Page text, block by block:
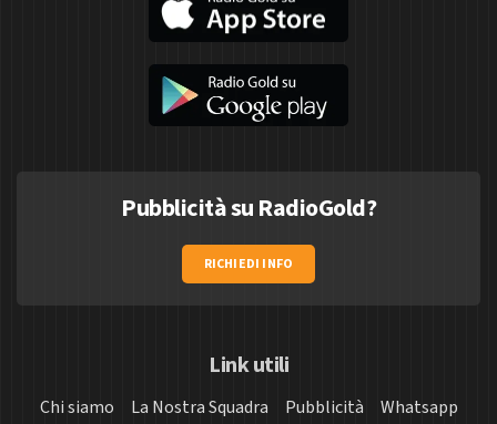
Pubblicità su RadioGold?
RICHIEDI INFO
Link utili
Chi siamo La Nostra Squadra Pubblicità
Whatsapp